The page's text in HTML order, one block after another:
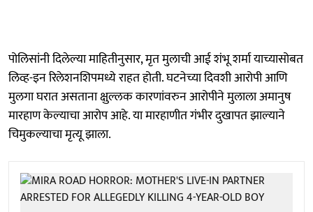
पोलिसांनी दिलेल्या माहितीनुसार, मृत मुलाची आई शंभू शर्मा याच्यासोबत
लिव्ह-इन रिलेशनशिपमध्ये राहत होती. घटनेच्या दिवशी आरोपी आणि
मुलगा घरात असताना क्षुल्लक कारणांवरुन आरोपीने मुलाला अमानुष
मारहाण केल्याचा आरोप आहे. या मारहाणीत गंभीर दुखापत झाल्याने
चिमुकल्याचा मृत्यू झाला.